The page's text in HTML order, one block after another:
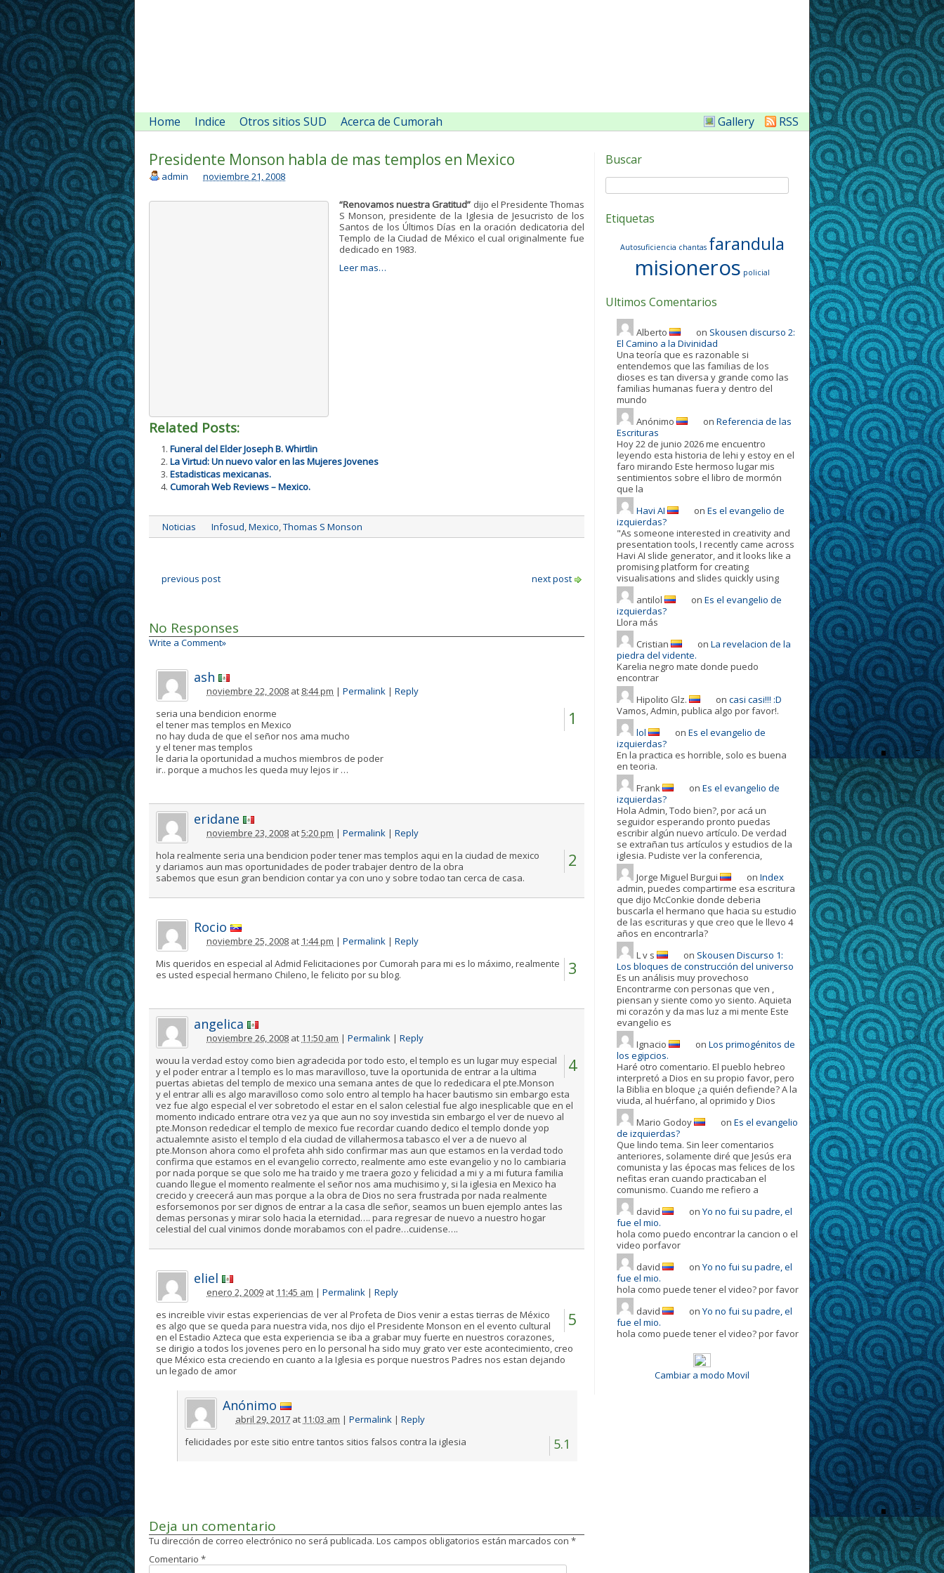
Home Indice Otros sitios SUD Acerca de Cumorah RSS
Gallery
Presidente Monson habla de mas templos en Mexico
admin noviembre 21, 2008
“Renovamos nuestra Gratitud” dijo el Presidente Thomas
S Monson, presidente de la Iglesia de Jesucristo de los
Santos de los Últimos Días en la oración dedicatoria del
Templo de la Ciudad de México el cual originalmente fue
dedicado en 1983.
Leer mas…
Related Posts:
Funeral del Elder Joseph B. Whirtlin
La Virtud: Un nuevo valor en las Mujeres Jovenes
Estadisticas mexicanas.
Cumorah Web Reviews – Mexico.
Noticias Infosud,Mexico,Thomas S Monson
previous post next post
No Responses
Write a Comment»
ash
noviembre 22, 2008 at 8:44 pm | Permalink | Reply
1
seria una bendicion enorme
el tener mas templos en Mexico
no hay duda de que el señor nos ama mucho
y el tener mas templos
le daria la oportunidad a muchos miembros de poder
ir.. porque a muchos les queda muy lejos ir …
eridane
noviembre 23, 2008 at5:20 pm | Permalink | Reply
2
hola realmente seria una bendicion poder tener mas templos aqui en la ciudad de mexico
y dariamos aun mas oportunidades de poder trabajer dentro de la obra
sabemos que esun gran bendicion contar ya con uno y sobre todao tan cerca de casa.
Rocio
noviembre 25, 2008 at 1:44 pm | Permalink | Reply
3
Mis queridos en especial al Admid Felicitaciones por Cumorah para mi es lo máximo, realmente
es usted especial hermano Chileno, le felicito por su blog.
angelica
noviembre 26, 2008 at 11:50 am | Permalink | Reply
4
wouu la verdad estoy como bien agradecida por todo esto, el templo es un lugar muy especial
y el poder entrar a l templo es lo mas maravilloso, tuve la oportunida de entrar a la ultima
puertas abietas del templo de mexico una semana antes de que lo rededicara el pte.Monson
y el entrar alli es algo maravilloso como solo entro al templo ha hacer bautismo sin embargo esta
vez fue algo especial el ver sobretodo el estar en el salon celestial fue algo inesplicable que en el
momento indicado entrare otra vez ya que aun no soy investida sin embargo el ver de nuevo al
pte.Monson rededicar el templo de mexico fue recordar cuando dedico el templo donde yop
actualemnte asisto el templo d ela ciudad de villahermosa tabasco el ver a de nuevo al
pte.Monson ahora como el profeta ahh sido confirmar mas aun que estamos en la verdad todo
confirma que estamos en el evangelio correcto, realmente amo este evangelio y no lo cambiaria
por nada porque se que solo me ha traido y me traera gozo y felicidad a mi y a mi futura familia
cuando llegue el momento realmente el señor nos ama muchisimo y, si la iglesia en Mexico ha
crecido y creecerá aun mas porque a la obra de Dios no sera frustrada por nada realmente
esforsemonos por ser dignos de entrar a la casa dle señor, seamos un buen ejemplo antes las
demas personas y mirar solo hacia la eternidad…. para regresar de nuevo a nuestro hogar
celestial del cual vinimos donde morabamos con el padre…cuidense….
eliel
enero 2, 2009 at 11:45 am | Permalink | Reply
5
es increible vivir estas experiencias de ver al Profeta de Dios venir a estas tierras de México
es algo que se queda para nuestra vida, nos dijo el Presidente Monson en el evento cultural
en el Estadio Azteca que esta experiencia se iba a grabar muy fuerte en nuestros corazones,
se dirigio a todos los jovenes pero en lo personal ha sido muy grato ver este acontecimiento, creo
que México esta creciendo en cuanto a la Iglesia es porque nuestros Padres nos estan dejando
un legado de amor
Anónimo
abril 29, 2017 at 11:03 am | Permalink | Reply
5.1
felicidades por este sitio entre tantos sitios falsos contra la iglesia
Deja un comentario
Tu dirección de correo electrónico no será publicada. Los campos obligatorios están marcados con *
Comentario *
Buscar
Etiquetas
Autosuficiencia chantas farandula
misioneros policial
Ultimos Comentarios
Alberto on Skousen discurso 2:
El Camino a la Divinidad
Una teoría que es razonable si
entendemos que las familias de los
dioses es tan diversa y grande como las
familias humanas fuera y dentro del
mundo
Anónimo
on Referencia de las
Escrituras
Hoy 22 de junio 2026 me encuentro
leyendo esta historia de lehi y estoy en el
faro mirando Este hermoso lugar mis
sentimientos sobre el libro de mormón
que la
Havi AI
on Es el evangelio de
izquierdas?
"As someone interested in creativity and
presentation tools, I recently came across
Havi AI slide generator, and it looks like a
promising platform for creating
visualisations and slides quickly using
antilol
on Es el evangelio de
izquierdas?
Llora más
Cristian
on La revelacion de la
piedra del vidente.
Karelia negro mate donde puedo
encontrar
Hipolito Glz.
on casi casi!!! :D
Vamos, Admin, publica algo por favor!.
lol
on Es el evangelio de
izquierdas?
En la practica es horrible, solo es buena
en teoria.
Frank
on Es el evangelio de
izquierdas?
Hola Admin, Todo bien?, por acá un
seguidor esperando pronto puedas
escribir algún nuevo artículo. De verdad
se extrañan tus artículos y estudios de la
iglesia. Pudiste ver la conferencia,
Jorge Miguel Burgui
on Index
admin, puedes compartirme esa escritura
que dijo McConkie donde deberia
buscarla el hermano que hacia su estudio
de las escrituras y que creo que le llevo 4
años en encontrarla?
L v s
on Skousen Discurso 1:
Los bloques de construcción del universo
Es un análisis muy provechoso
Encontrarme con personas que ven ,
piensan y siente como yo siento. Aquieta
mi corazón y da mas luz a mi mente Este
evangelio es
Ignacio
on Los primogénitos de
los egipcios.
Haré otro comentario. El pueblo hebreo
interpretó a Dios en su propio favor, pero
la Biblia en bloque ¿a quién defiende? A la
viuda, al huérfano, al oprimido y Dios
Mario Godoy
on Es el evangelio
de izquierdas?
Que lindo tema. Sin leer comentarios
anteriores, solamente diré que Jesús era
comunista y las épocas mas felices de los
nefitas eran cuando practicaban el
comunismo. Cuando me refiero a
david
on Yo no fui su padre, el
fue el mio.
hola como puedo encontrar la cancion o el
video porfavor
david
on Yo no fui su padre, el
fue el mio.
hola como puede tener el video? por favor
david
on Yo no fui su padre, el
fue el mio.
hola como puede tener el video? por favor
Cambiar a modo Movil